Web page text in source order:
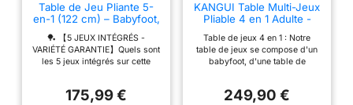
Table de Jeu Pliante 5-
en-1 (122 cm) – Babyfoot,
Airhockey Tisch, Table
de Billard, Tennis de
Table, Basketball – pour
2-4 Adultes, Structure
– Salon, Fête, Loisirs
🏓 【5 JEUX INTÉGRÉS -
VARIÉTÉ GARANTIE】Quels sont
les 5 jeux intégrés sur cette
de table et le basketball sur une
175,99 €
KANGUI Table Multi-Jeux
Pliable 4 en 1 Adulte -
Pong - Hockey
Table de jeux 4 en 1 : Notre
table de jeux se compose d'un
babyfoot, d'une table de
passer de supers moments
249,90 €